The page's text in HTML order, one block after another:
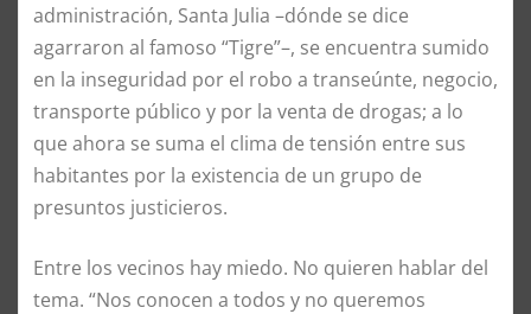
administración, Santa Julia –dónde se dice
agarraron al famoso “Tigre”–, se encuentra sumido
en la inseguridad por el robo a transeúnte, negocio,
transporte público y por la venta de drogas; a lo
que ahora se suma el clima de tensión entre sus
habitantes por la existencia de un grupo de
presuntos justicieros.
Entre los vecinos hay miedo. No quieren hablar del
tema. “Nos conocen a todos y no queremos